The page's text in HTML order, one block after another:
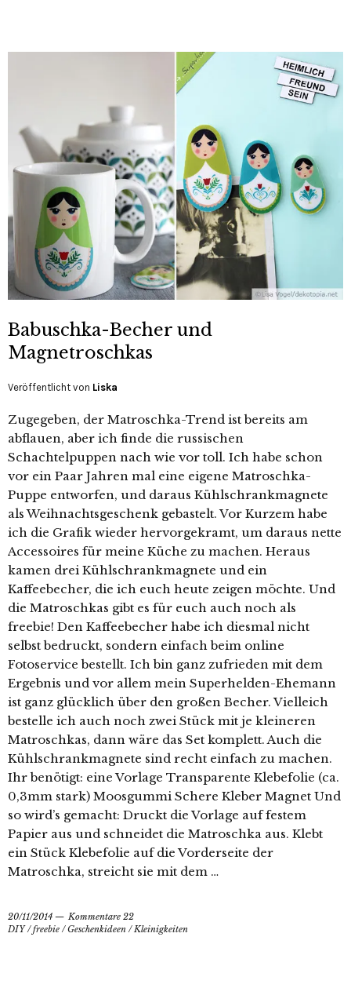
Babuschka-Becher und
Magnetroschkas
Veröffentlicht von Liska
Zugegeben, der Matroschka-Trend ist bereits am
abflauen, aber ich finde die russischen
Schachtelpuppen nach wie vor toll. Ich habe schon
vor ein Paar Jahren mal eine eigene Matroschka-
Puppe entworfen, und daraus Kühlschrankmagnete
als Weihnachtsgeschenk gebastelt. Vor Kurzem habe
ich die Grafik wieder hervorgekramt, um daraus nette
Accessoires für meine Küche zu machen. Heraus
kamen drei Kühlschrankmagnete und ein
Kaffeebecher, die ich euch heute zeigen möchte. Und
die Matroschkas gibt es für euch auch noch als
freebie! Den Kaffeebecher habe ich diesmal nicht
selbst bedruckt, sondern einfach beim online
Fotoservice bestellt. Ich bin ganz zufrieden mit dem
Ergebnis und vor allem mein Superhelden-Ehemann
ist ganz glücklich über den großen Becher. Vielleich
bestelle ich auch noch zwei Stück mit je kleineren
Matroschkas, dann wäre das Set komplett. Auch die
Kühlschrankmagnete sind recht einfach zu machen.
Ihr benötigt: eine Vorlage Transparente Klebefolie (ca.
0,3mm stark) Moosgummi Schere Kleber Magnet Und
so wird’s gemacht: Druckt die Vorlage auf festem
Papier aus und schneidet die Matroschka aus. Klebt
ein Stück Klebefolie auf die Vorderseite der
Matroschka, streicht sie mit dem …
20/11/2014
Kommentare 22
DIY/freebie /Geschenkideen /Kleinigkeiten